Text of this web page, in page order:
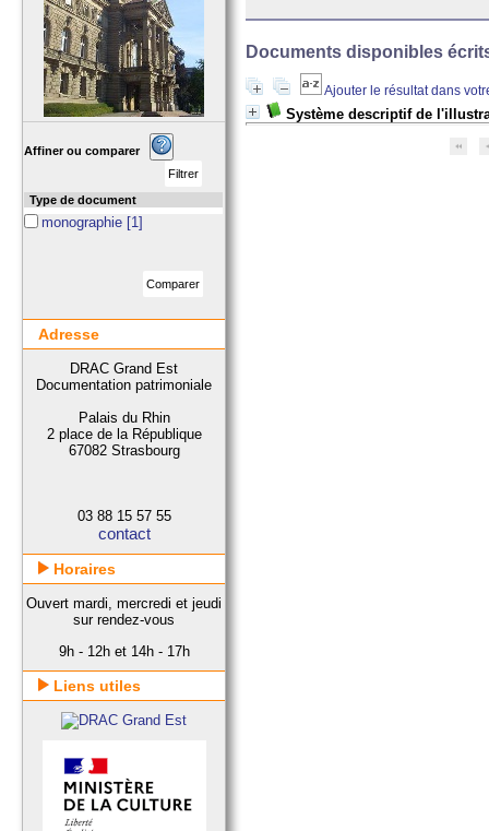
Documents disponibles
Ajouter le résultat dans
Système descriptif de
Affiner ou comparer
Type de document
monographie [1]
Adresse
DRAC Grand Est
Documentation patrimoniale
Palais du Rhin
2 place de la République
67082 Strasbourg
03 88 15 57 55
contact
Horaires
Ouvert mardi, mercredi et jeudi
sur rendez-vous
9h - 12h et 14h - 17h
Liens utiles